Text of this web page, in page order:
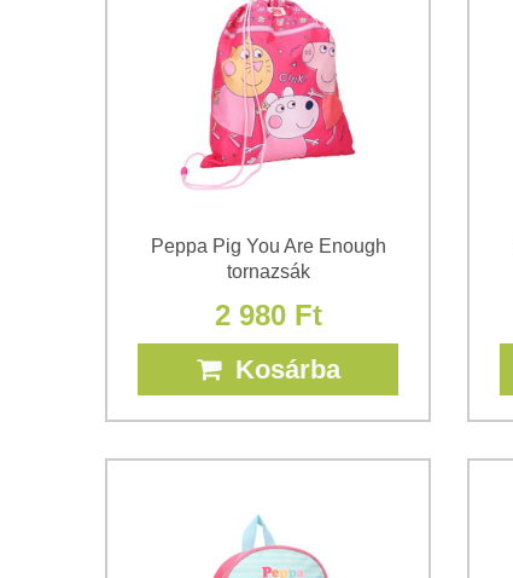
Peppa Pig You Are Enough
tornazsák
2 980 Ft
Kosárba